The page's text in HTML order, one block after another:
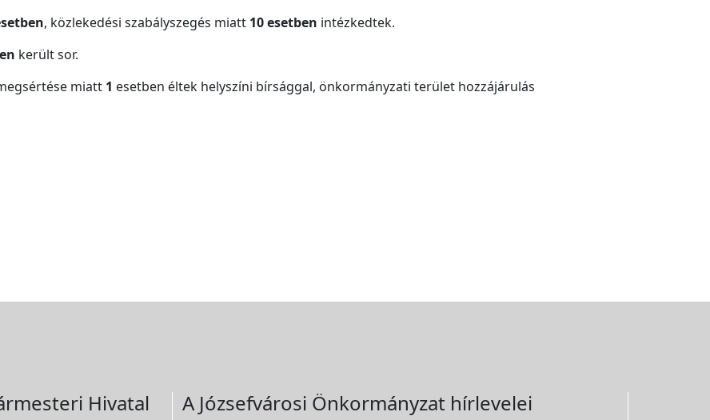
, közlekedési szabályszegés miatt 10 esetben intézkedtek.
került sor.
miatt 1 esetben éltek helyszíni bírsággal, önkormányzati terület hozzájárulás
Hivatal A Józsefvárosi Önkormányzat hírlevelei